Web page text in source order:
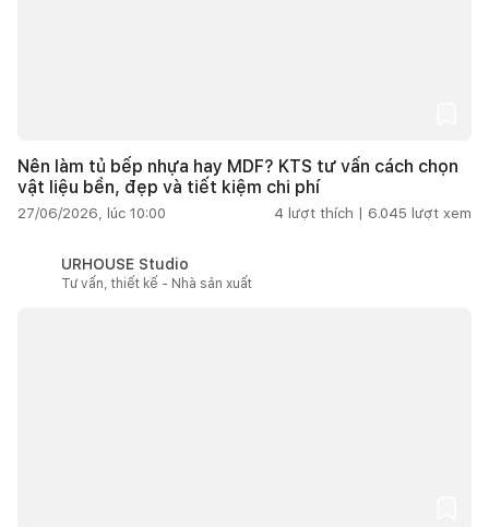
Nên làm tủ bếp nhựa hay MDF? KTS tư vấn cách chọn
vật liệu bền, đẹp và tiết kiệm chi phí
27/06/2026, lúc 10:00 4 lượt thích | 6.045 lượt xem
URHOUSE Studio
Tư vấn, thiết kế - Nhà sản xuất